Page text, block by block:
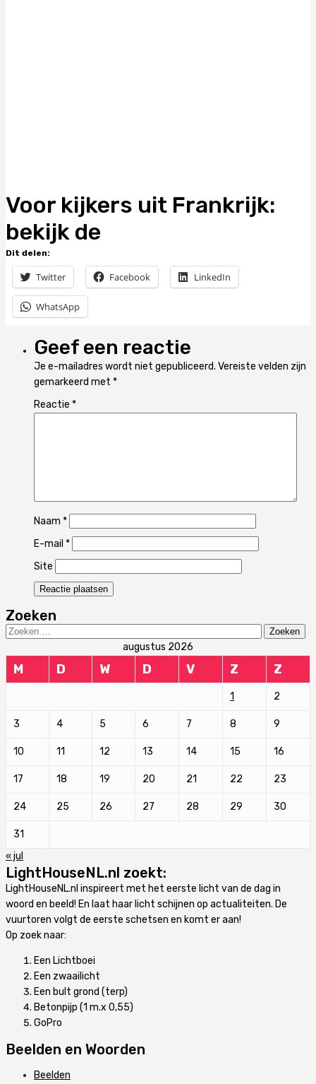
Voor kijkers uit Frankrijk:
bekijk de
Dit delen:
Twitter Facebook LinkedIn
WhatsApp
Geef een reactie
Je e-mailadres wordt niet gepubliceerd. Vereiste velden zijn
gemarkeerd met *
Reactie *
Naam *
E-mail *
Site
Zoeken
Zoeken
augustus 2026
M D W D V Z Z
1 2
3 4 5 6 7 8 9
10 11 12 13 14 15 16
17 18 19 20 21 22 23
24 25 26 27 28 29 30
31
« jul
LightHouseNL.nl zoekt:
LightHouseNL.nl inspireert met het eerste licht van de dag in
woord en beeld! En laat haar licht schijnen op actualiteiten. De
vuurtoren volgt de eerste schetsen en komt er aan!
Op zoek naar:
Een Lichtboei
Een zwaailicht
Een bult grond (terp)
Betonpijp (1 m.x 0,55)
GoPro
Beelden en Woorden
Beelden